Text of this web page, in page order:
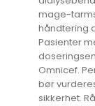
mage-
håndtering
Pasienter
Omnicef.
bør
sikkerhet.